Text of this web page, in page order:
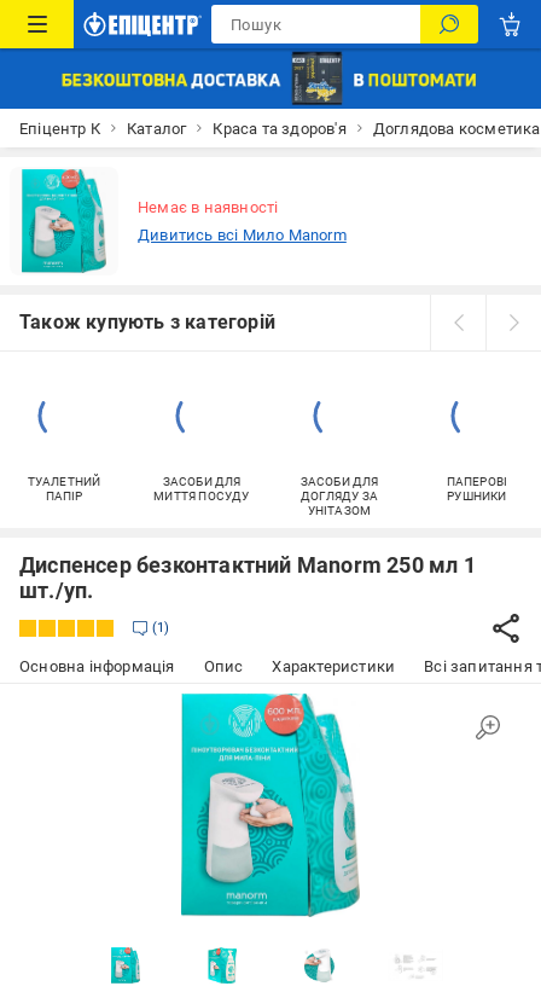
Епіцентр К Каталог Краса та здоров'я Доглядова косметика
Немає в наявності
Дивитись всі Мило Manorm
Також купують з категорій
ТУАЛЕТНИЙ
ПАПІР
ЗАСОБИ ДЛЯ
МИТТЯ ПОСУДУ
ЗАСОБИ ДЛЯ
ДОГЛЯДУ ЗА
УНІТАЗОМ
ПАПЕРОВІ
РУШНИКИ
Диспенсер безконтактний Manorm 250 мл 1
шт./уп.
1
Основна інформація Опис Характеристики Всі запитання